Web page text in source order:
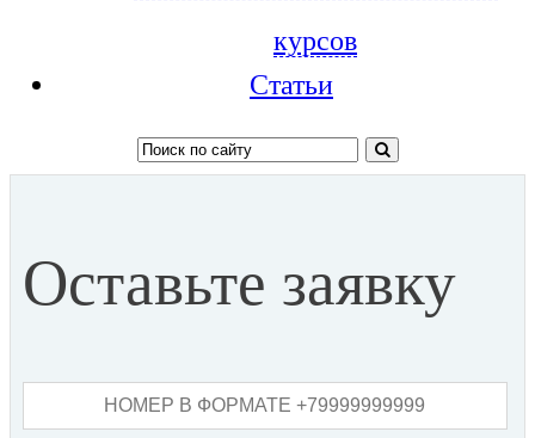
курсов
Статьи
Оставьте заявку